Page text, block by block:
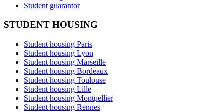
Student guarantor
STUDENT HOUSING
Student housing Paris
Student housing Lyon
Student housing Marseille
Student housing Bordeaux
Student housing Toulouse
Student housing Lille
Student housing Montpellier
Student housing Rennes